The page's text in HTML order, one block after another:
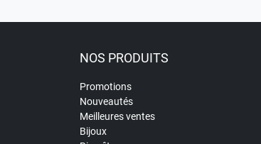
NOS PRODUITS
Promotions
Nouveautés
Meilleures ventes
Bijoux